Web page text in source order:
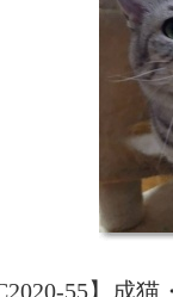
C2020-55】